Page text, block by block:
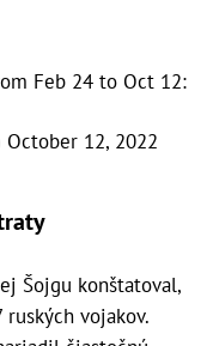
Feb 24 to Oct 12:
October 12, 2022
Šojgu konštatoval,
vojakov.